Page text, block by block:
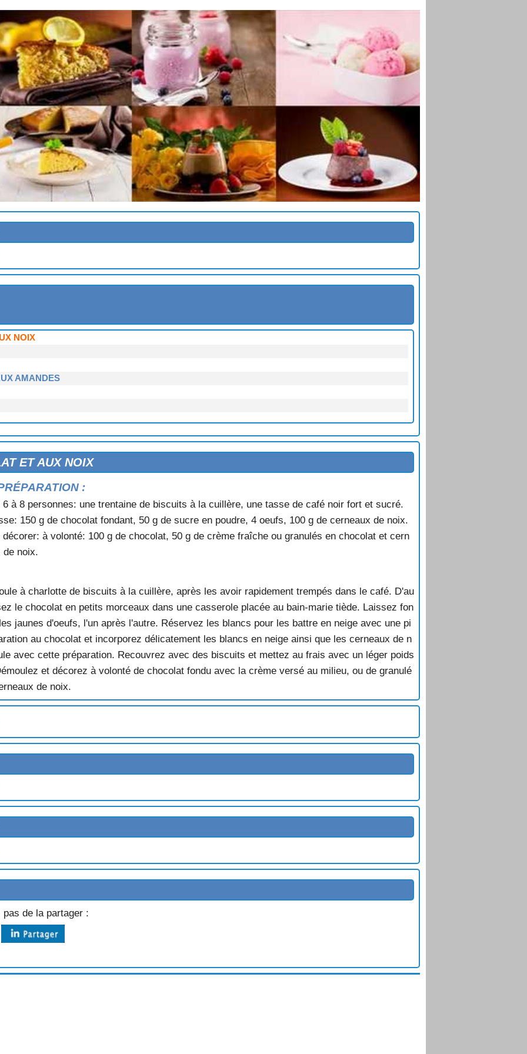
BLANC
VERT
COINGS
NOIX
AMANDES
AUX FRAISES
RAISINS
POMMES
SECS
ET AUX NOIX
:
6 à 8 personnes: une trentaine de biscuits à la cuillère, une tasse de café noir fort et sucré.
150 g de chocolat fondant, 50 g de sucre en poudre, 4 oeufs, 100 g de cerneaux de noix.
décorer: à volonté: 100 g de chocolat, 50 g de crème fraîche ou granulés en chocolat et cern
de noix.
à charlotte de biscuits à la cuillère, après les avoir rapidement trempés dans le café. D'au
le chocolat en petits morceaux dans une casserole placée au bain-marie tiède. Laissez fon
jaunes d'oeufs, l'un après l'autre. Réservez les blancs pour les battre en neige avec une pi
au chocolat et incorporez délicatement les blancs en neige ainsi que les cerneaux de n
avec cette préparation. Recouvrez avec des biscuits et mettez au frais avec un léger poids
et décorez à volonté de chocolat fondu avec la crème versé au milieu, ou de granulé
de noix.
pas de la partager :